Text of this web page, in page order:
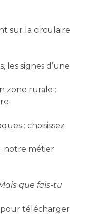
sur la circulaire
les signes d’une
zone rurale :
: choisissez
notre métier
que fais-tu
pour télécharger